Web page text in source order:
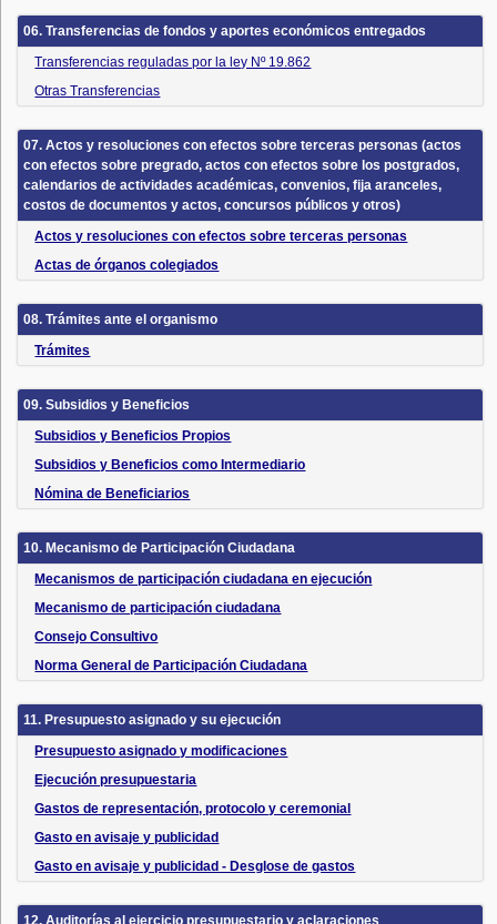
06. Transferencias de fondos y aportes económicos entregados
Transferencias reguladas por la ley Nº 19.862
Otras Transferencias
07. Actos y resoluciones con efectos sobre terceras personas (actos
con efectos sobre pregrado, actos con efectos sobre los postgrados,
calendarios de actividades académicas, convenios, fija aranceles,
costos de documentos y actos, concursos públicos y otros)
Actos y resoluciones con efectos sobre terceras personas
Actas de órganos colegiados
08. Trámites ante el organismo
Trámites
09. Subsidios y Beneficios
Subsidios y Beneficios Propios
Subsidios y Beneficios como Intermediario
Nómina de Beneficiarios
10. Mecanismo de Participación Ciudadana
Mecanismos de participación ciudadana en ejecución
Mecanismo de participación ciudadana
Consejo Consultivo
Norma General de Participación Ciudadana
11. Presupuesto asignado y su ejecución
Presupuesto asignado y modificaciones
Ejecución presupuestaria
Gastos de representación, protocolo y ceremonial
Gasto en avisaje y publicidad
Gasto en avisaje y publicidad - Desglose de gastos
12. Auditorías al ejercicio presupuestario y aclaraciones